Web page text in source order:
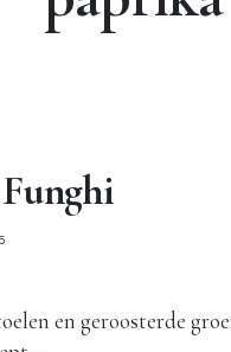
en geroosterde